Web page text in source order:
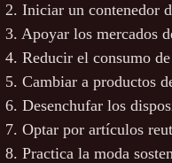
2. Iniciar un contenedor
3. Apoyar los mercados
4. Reducir el consumo
5. Cambiar a productos
6. Desenchufar los
7. Optar por artículos
8. Practica la moda